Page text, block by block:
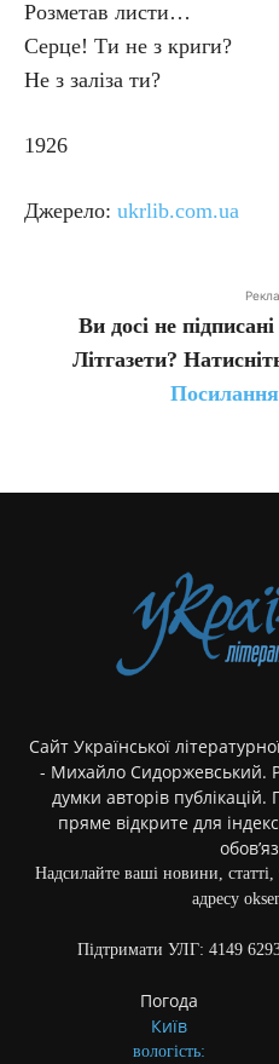
Розметав листи…
Серце! Ти не з криги?
Не з заліза ти?
1926
Джерело: ukrlib.com.ua
Ви досі не
Літгазети?
Сайт Української
- Михайло Сидоржевський.
думки авторів
пряме відкрите для
Надсилайте ваші новини,
адресу
Підтримати УЛГ: 4149
Погода
Київ
вологість: